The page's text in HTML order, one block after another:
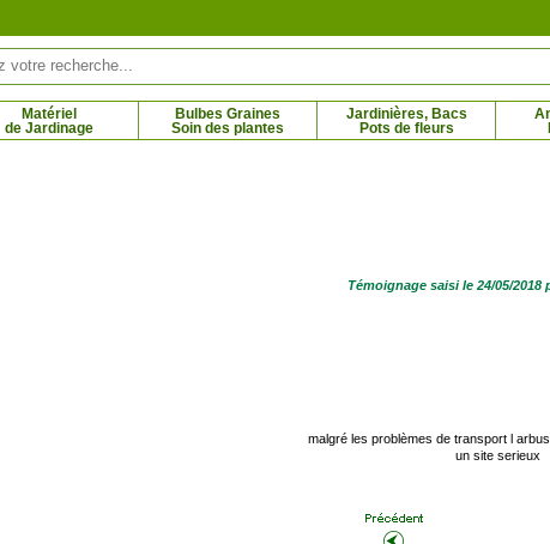
Matériel
de Jardinage
Bulbes Graines
Soin des plantes
Jardinières, Bacs
Pots de fleurs
Témoignage saisi le 24/05/2018
malgré les problèmes de transport l
un site serieux